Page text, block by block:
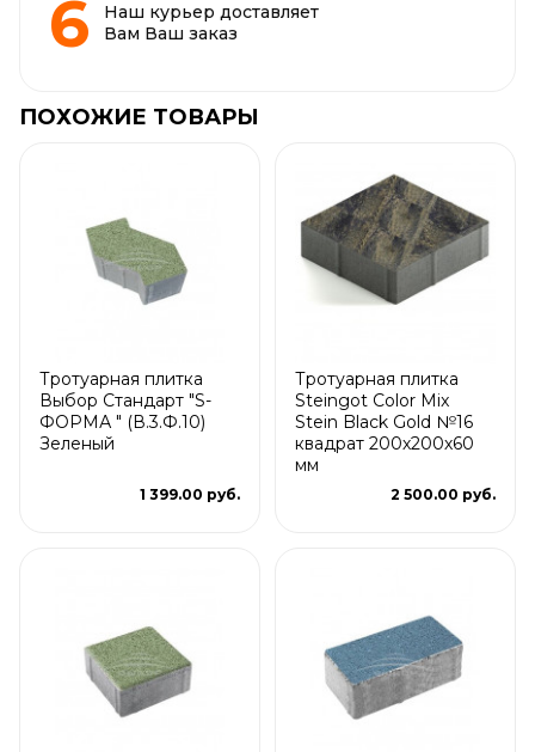
Наш курьер доставляет
Вам Ваш заказ
ПОХОЖИЕ ТОВАРЫ
Тротуарная плитка
Выбор Стандарт "S-
ФОРМА " (В.3.Ф.10)
Зеленый
1 399.00 руб.
Тротуарная плитка
Steingot Color Mix
Stein Black Gold №16
квадрат 200х200х60
мм
2 500.00 руб.